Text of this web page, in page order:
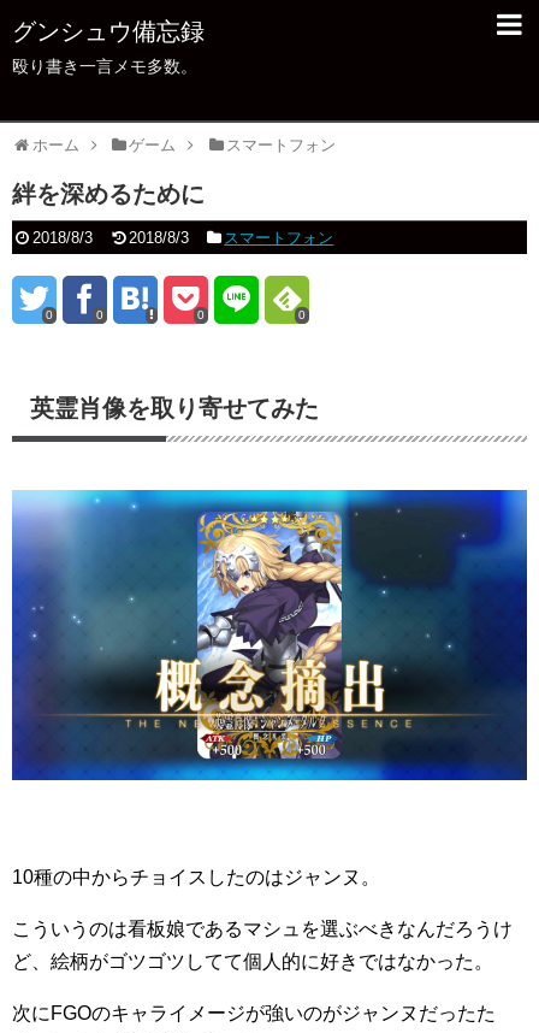
グンシュウ備忘録
殴り書き一言メモ多数。
ホーム ゲーム スマートフォン
絆を深めるために
2018/8/3 2018/8/3 スマートフォン
0 0 0 0
英霊肖像を取り寄せてみた
10種の中からチョイスしたのはジャンヌ。
こういうのは看板娘であるマシュを選ぶべきなんだろうけ
ど、絵柄がゴツゴツしてて個人的に好きではなかった。
次にFGOのキャライメージが強いのがジャンヌだったた